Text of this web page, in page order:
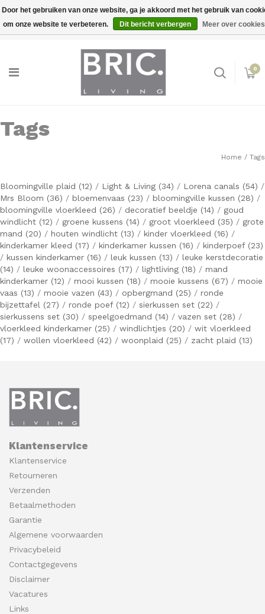
0
Tags
Home / Tags
Bloomingville plaid (12) / Light & Living (34) / Lorena canals (54) /
Mrs Bloom (36) / bloemenvaas (23) / bloomingville kussen (28) /
bloomingville vloerkleed (26) / decoratief beeldje (14) / goud
windlicht (12) / groene kussens (14) / groot vloerkleed (35) / grote
mand (20) / houten windlicht (13) / kinder vloerkleed (16) /
kinderkamer kleed (17) / kinderkamer kussen (16) / kinderpoef (23)
/ kussen kinderkamer (16) / leuk kussen (13) / leuke kerstdecoratie
(14) / leuke woonaccessoires (17) / lightliving (18) / mand
kinderkamer (12) / mooi kussen (18) / mooie kussens (67) / mooie
vaas (13) / mooie vazen (43) / opbergmand (25) / ronde
bijzettafel (27) / ronde poef (12) / sierkussen set (22) /
sierkussens set (30) / speelgoedmand (14) / vazen set (28) /
vloerkleed kinderkamer (25) / windlichtjes (20) / wit vloerkleed
(17) / wollen vloerkleed (42) / woonplaid (25) / zacht plaid (13)
Klantenservice
Klantenservice
Retourneren
Verzenden
Betaalmethoden
Garantie
Algemene voorwaarden
Privacybeleid
Contactgegevens
Disclaimer
Vacatures
Links
Door het gebruiken van onze website, ga je akkoord met het gebruik van
om onze website te verbeteren.
Dit bericht verbergen Meer over